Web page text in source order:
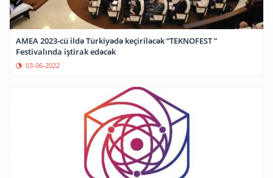
AMEA 2023-cü ildə Türkiyədə keçiriləcək “TEKNOFEST ”
Festivalında iştirak edəcək
03-06-2022